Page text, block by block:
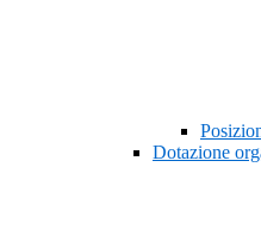
Dotazione